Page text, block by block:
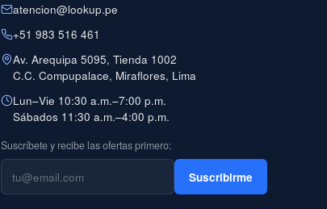
atencion@lookup.pe
+51 983 516 461
Av. Arequipa 5095, Tienda 1002
C.C. Compupalace, Miraflores, Lima
Lun–Vie 10:30 a.m.–7:00 p.m.
Sábados 11:30 a.m.–4:00 p.m.
Suscríbete y recibe las ofertas primero:
Suscribirme